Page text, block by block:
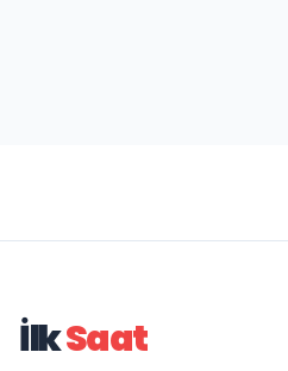
İlkSaat